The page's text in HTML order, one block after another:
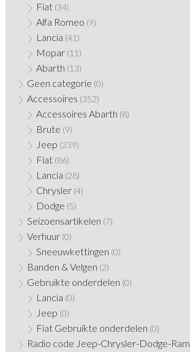
Fiat (34)
Alfa Romeo (9)
Lancia (41)
Mopar (11)
Abarth (13)
Geen categorie (0)
Accessoires (352)
Accessoires Abarth (8)
Brute (9)
Jeep (239)
Fiat (86)
Lancia (28)
Chrysler (4)
Dodge (5)
Seizoensartikelen (7)
Verhuur (0)
Sneeuwkettingen (0)
Banden & Velgen (2)
Gebruikte onderdelen (0)
Lancia (0)
Jeep (0)
Fiat Gebruikte onderdelen (0)
Radio code Jeep-Chrysler-Dodge-Ram